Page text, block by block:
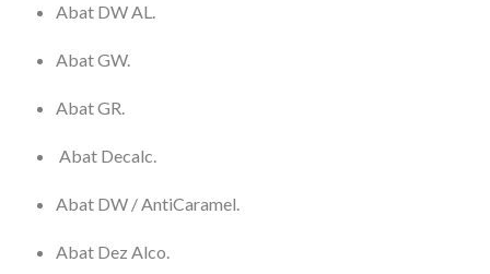
Abat DW AL.
Abat GW.
Abat GR.
Abat Decalc.
Abat DW / AntiCaramel.
Abat Dez Alco.